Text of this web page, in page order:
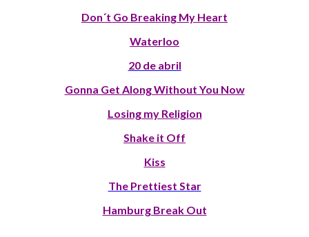
Don´t Go Breaking My Heart
Waterloo
20 de abril
Gonna Get Along Without You Now
Losing my Religion
Shake it Off
Kiss
The Prettiest Star
Hamburg Break Out